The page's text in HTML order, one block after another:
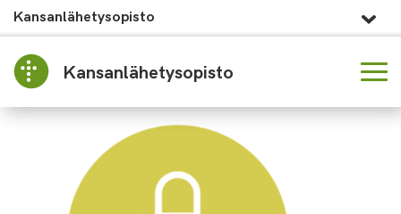
Kansanlähetysopisto
Kansanlähetysopisto